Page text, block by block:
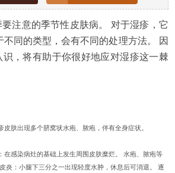
意的季节性皮肤病。 对于湿疹，它
同的类型，会有不同的处理方法。 因
，将有助于你很好地应对湿疹这一棘
肤出现多个脐窝状水疱、脓疱，伴有全身症状。
感染病灶的基础上发生周围皮肤糜烂。 水疱、脓疱等
炎：小腿下三分之一出现轻度水肿，休息后可消退。 逐